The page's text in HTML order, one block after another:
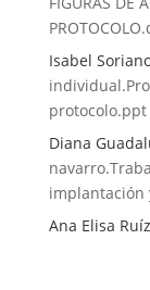
Isabel
protocolo.ppt
Diana
implantación
Ana Elisa